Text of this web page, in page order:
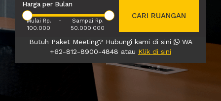
Harga per Bulan
Mulai Rp.
100.000
-
Sampai Rp.
50.000.000
CARI RUANGAN
Butuh Paket Meeting? Hubungi kami di sini
WA
+62-812-8900-4848 atau Klik di sini